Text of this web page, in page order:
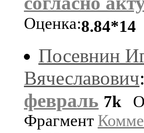
Оценка:8.84*14
Посевнин
Вячеславович:
февраль 7k
Фрагмент